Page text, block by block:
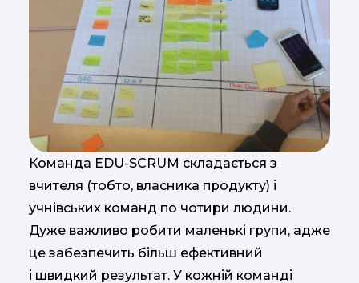
Команда EDU-SCRUM складається з
вчителя (тобто, власника продукту) і
учнівських команд по чотири людини.
Дуже важливо робити маленькі групи, адже
це забезпечить більш ефективний
і швидкий результат. У кожній команді